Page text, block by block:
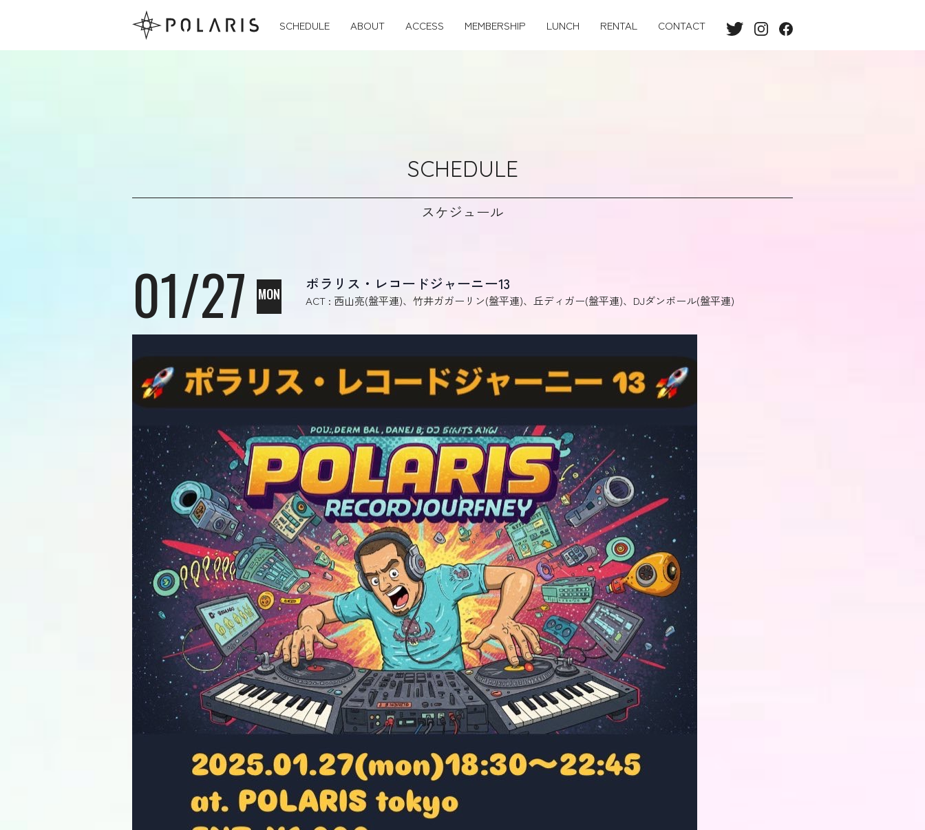
SCHEDULE ABOUT ACCESS MEMBERSHIP LUNCH RENTAL CONTACT
SCHEDULE
スケジュール
01/27 MON
ポラリス・レコードジャーニー13
ACT : 西山亮(盤平連)、竹井ガガーリン(盤平連)、丘ディガー(盤平連)、DJダンボール(盤平連)